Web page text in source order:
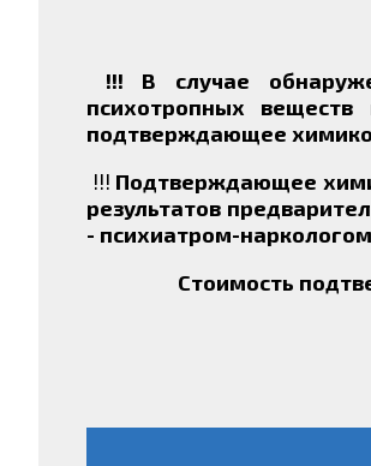
!!! В случае
психотропных
подтверждающее
!!! Подтверждающее
результатов
- психиатром-
Стоимость п